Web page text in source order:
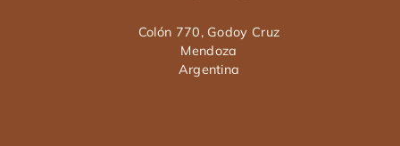
Colón 770, Godoy Cruz
Mendoza
Argentina